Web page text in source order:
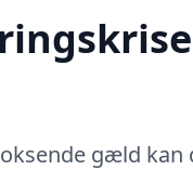
gæld kan